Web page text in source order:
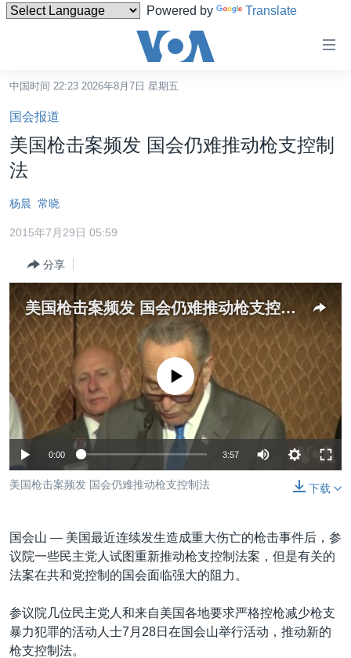
Powered by Translate
碍
链
接
跳
转
内
容
到
航
跳
转
到
检
中国
最新国际新闻
印太
中东
欧洲
非洲
美洲
全球议题
分类新闻
经济·金融·贸易
人权·法律·宗教
科教·文娱·体健
军事
劳工
环境
美中关系
热点专题
白宫要闻
国会报道
美中关系
美国建国250周年
埃博拉疫情
台海两岸关系
南中国海争端
关注西藏
关注新疆
VOA视频
VOA今日焦点
中文广播
关注我们
其他语言网站
中国时间 22:23 2026年8月7日 星期五
国会报道
美国枪击案频发 国会仍难推动枪支控制
法
杨晨 常晓
2015年7月29日 05:59
分享
美国枪击案频发 国会仍难推动枪支控制法
没有媒体可用资源
0:00 3:57
下载
美国枪击案频发 国会仍难推动枪支控制法
国会山 — 美国最近连续发生造成重大伤亡的枪击事件后，参
议院一些民主党人试图重新推动枪支控制法案，但是有关的
法案在共和党控制的国会面临强大的阻力。
参议院几位民主党人和来自美国各地要求严格控枪减少枪支
暴力犯罪的活动人士7月28日在国会山举行活动，推动新的
枪支控制法。